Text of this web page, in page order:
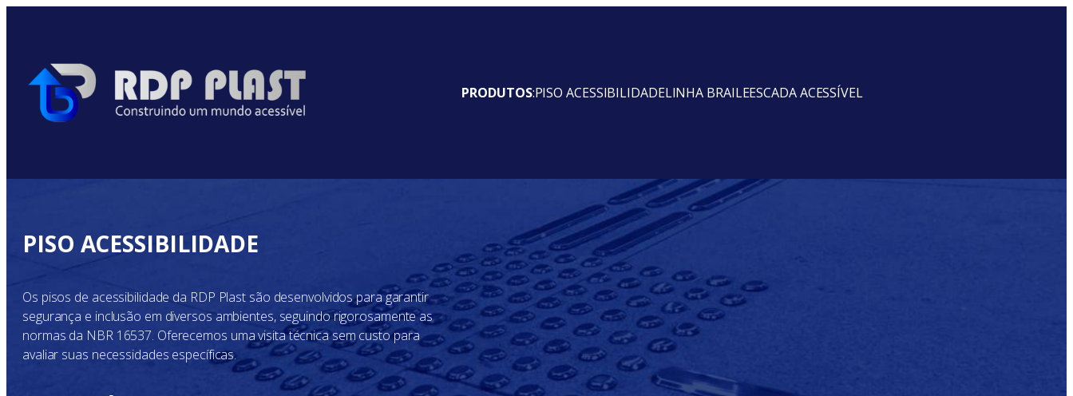
PRODUTOS:PISO ACESSIBILIDADELINHA BRAILEESCADA ACESSÍVEL
PISO ACESSIBILIDADE
Os pisos de acessibilidade da RDP Plast são desenvolvidos para garantir
segurança e inclusão em diversos ambientes, seguindo rigorosamente as
normas da NBR 16537. Oferecemos uma visita técnica sem custo para
avaliar suas necessidades específicas.